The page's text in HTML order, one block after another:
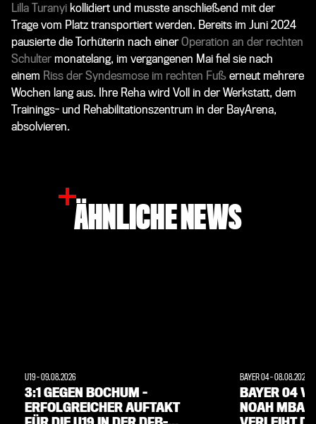
Lilla Turanyi kollidiert und musste anschließend mit der
Trage vom Platz transportiert werden. Bereits im Juni 2024
pausierte die Torhüterin nach einerOperation an der rechten
Schulter monatelang, im vergangenen Mai fiel sie nach
einem Riss der Syndesmose im rechten Fuß erneut mehrere
Wochen lang aus. Ihre Reha wird Voll in der Werkstatt, dem
Trainings- und Rehabilitationszentrum in der BayArena,
absolvieren.
ÄHNLICHE NEWS
U19-09.08.2026
3:1 GEGEN BOCHUM –
ERFOLGREICHER AUFTAKT
BAYER 04-08.08.2026
BAYER 04
NOAH